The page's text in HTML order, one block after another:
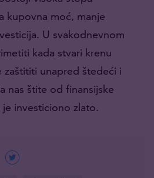
kupovna moć, manje
U svakodnevnom
kada stvari krenu
unapred štedeći i
nas štite od finansijske
investiciono zlato.